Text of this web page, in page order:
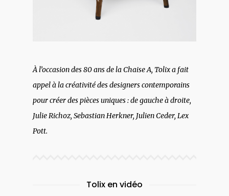
À l’occasion des 80 ans de la Chaise A, Tolix a fait
appel à la créativité des designers contemporains
pour créer des pièces uniques : de gauche à droite,
Julie Richoz, Sebastian Herkner, Julien Ceder, Lex
Pott.
Tolix en vidéo